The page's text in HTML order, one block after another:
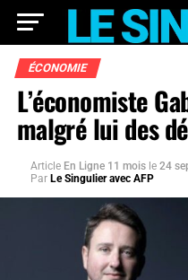
ÉCONOMIE
L’économiste
malgré lui des
Article En Ligne 11 mois le 24
Par Le Singulier avec AFP